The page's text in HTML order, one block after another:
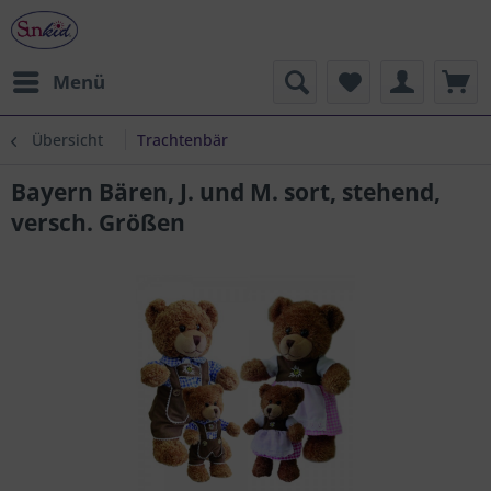
Menü
Übersicht Trachtenbär
Bayern Bären, J. und M. sort, stehend,
versch. Größen